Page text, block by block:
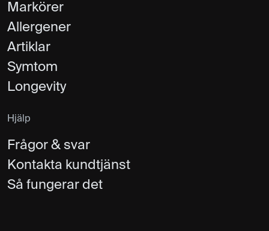
Markörer
Allergener
Artiklar
Symtom
Longevity
Hjälp
Frågor & svar
Kontakta kundtjänst
Så fungerar det